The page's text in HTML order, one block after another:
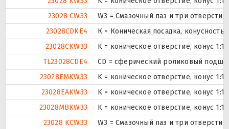
23028 CW33
W3 = Смазочный паз и три
23028CDKE4
К = Коническая посадка, конусность
23028CKW33
K = коническое отверстие, конус
TL23028CDE4
CD = сферический роликовый
23028EMKW33
K = коническое отверстие, конус
23028EAKW33
K = коническое отверстие, конус
23028MBKW33
K = коническое отверстие, конус
23028 KCW33
W3 = Смазочный паз и три